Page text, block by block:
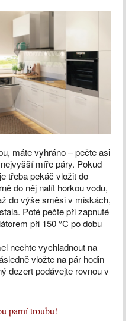
máte vyhráno – pečte asi
míře páry. Pokud
třeba pekáč vložit do
do něj nalít horkou vodu,
do výše směsi v miskách,
Poté pečte při zapnuté
při 150 °C po dobu
nechte vychladnout na
vložte na pár hodin
dezert podávejte rovnou v
parní troubu!